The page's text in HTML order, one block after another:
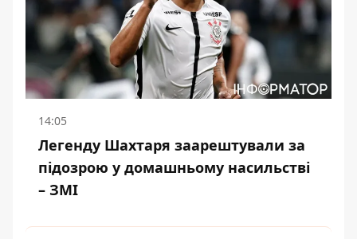
14:05
Легенду Шахтаря заарештували за
підозрою у домашньому насильстві
– ЗМІ